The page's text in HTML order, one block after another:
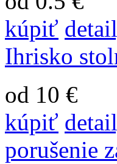
kúpiť
Ihrisko
od 10 €
kúpiť
porušenie